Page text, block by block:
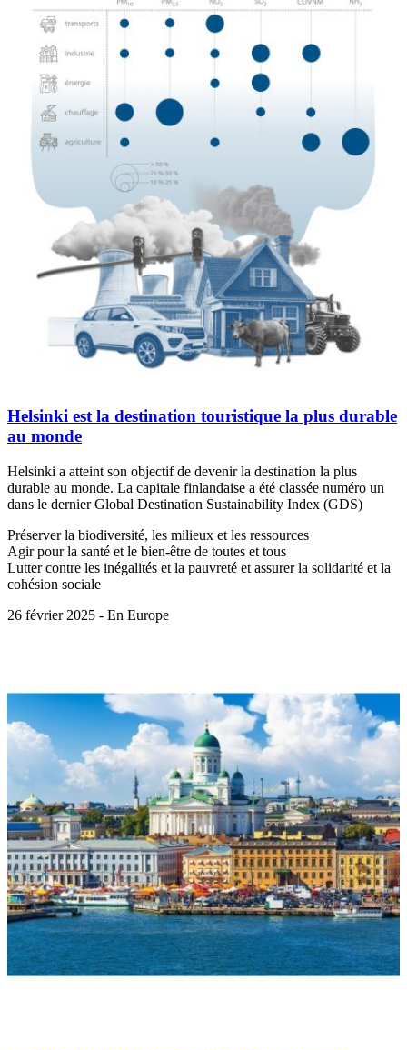
Helsinki est la destination touristique la plus durable
au monde
Helsinki a atteint son objectif de devenir la destination la plus
durable au monde. La capitale finlandaise a été classée numéro un
dans le dernier Global Destination Sustainability Index (GDS)
Préserver la biodiversité, les milieux et les ressources
Agir pour la santé et le bien-être de toutes et tous
Lutter contre les inégalités et la pauvreté et assurer la solidarité et la
cohésion sociale
26 février 2025 - En Europe